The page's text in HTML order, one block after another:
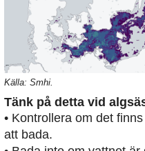
Källa: Smhi.
Tänk på detta vid
• Kontrollera om det
att bada.